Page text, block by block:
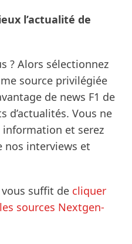
l’actualité de
? Alors sélectionnez
source privilégiée
de news F1 de
d’actualités. Vous ne
information et serez
nos interviews et
vous suffit de cliquer
sources Nextgen-